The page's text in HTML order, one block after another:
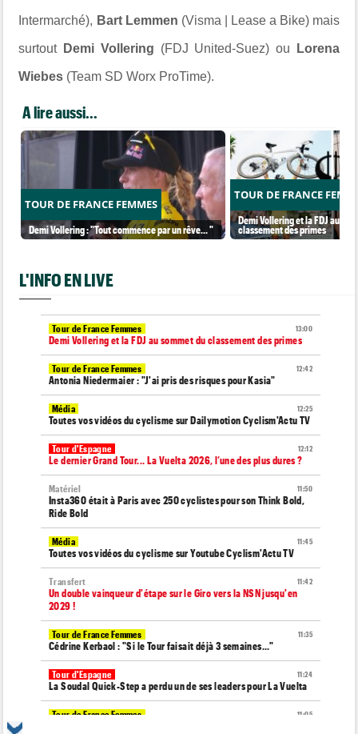
Intermarché), Bart Lemmen (Visma | Lease a Bike) mais
surtout Demi Vollering (FDJ United-Suez) ou Lorena
Wiebes (Team SD Worx ProTime).
A lire aussi...
TOUR DE FRANCE FEMMES
Demi Vollering : "Tout commence par un rêve... "
TOUR DE FRANCE
Demi Vollering et la FDJ au
classement des primes
L'INFO EN LIVE
13:00
Tour de France Femmes
Demi Vollering et la FDJ au sommet du classement des primes
12:42
Tour de France Femmes
Antonia Niedermaier : "J'ai pris des risques pour Kasia"
12:25
Média
Toutes vos vidéos du cyclisme sur Dailymotion Cyclism'Actu TV
12:12
Tour d'Espagne
Le dernier Grand Tour... La Vuelta 2026, l’une des plus dures ?
11:50
Matériel
Insta360 était à Paris avec 250 cyclistes pour son Think Bold,
Ride Bold
11:45
Média
Toutes vos vidéos du cyclisme sur Youtube Cyclism'Actu TV
11:42
Transfert
Un double vainqueur d'étape sur le Giro vers la NSN jusqu'en
2029 !
11:35
Tour de France Femmes
Cédrine Kerbaol : "Si le Tour faisait déjà 3 semaines..."
11:24
Tour d'Espagne
La Soudal Quick-Step a perdu un de ses leaders pour La Vuelta
11:05
Tour de France Femmes